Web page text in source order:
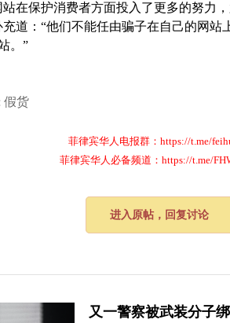
在保护消费者方面投入了更多的努力
充道：“他们不能任由骗子在自己的网站
。”
假货
菲律宾华人电报群：https://t.me/
菲律宾华人必备频道：https://t.me/
进入原帖，回复讨论
又一警察被武装分子